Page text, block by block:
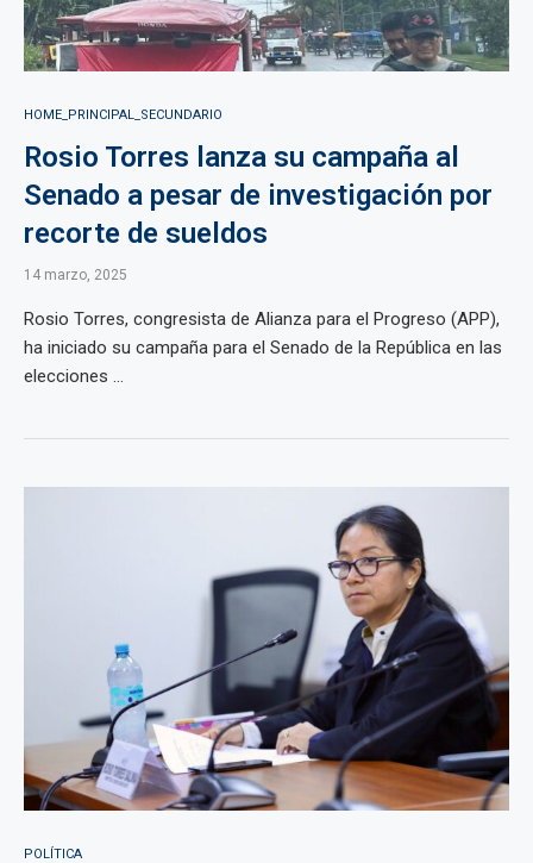
HOME_PRINCIPAL_SECUNDARIO
Rosio Torres lanza su campaña al
Senado a pesar de investigación por
recorte de sueldos
14 marzo, 2025
Rosio Torres, congresista de Alianza para el Progreso (APP),
ha iniciado su campaña para el Senado de la República en las
elecciones ...
POLÍTICA